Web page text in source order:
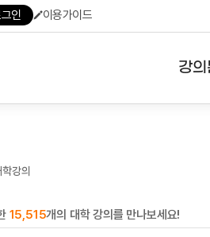
인 이용가이드
강
학강의
15,515개의 대학 강의를 만나보세요!